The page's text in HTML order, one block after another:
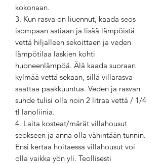
kokonaan.
3. Kun rasva on liuennut, kaada seos
isompaan astiaan ja lisää lämpöistä
vettä hiljalleen sekoittaen ja veden
lämpötilaa laskien kohti
huoneenlämpöä. Älä kaada suoraan
kylmää vettä sekaan, sillä villarasva
saattaa paakkuuntua. Veden ja rasvan
suhde tulisi olla noin 2 litraa vettä / 1/4
tl lanoliinia.
4. Laita kosteat/märät villahousut
seokseen ja anna olla vähintään tunnin.
Ensi kertaa hoitaessa villahousut voi
olla vaikka yön yli. Teollisesti